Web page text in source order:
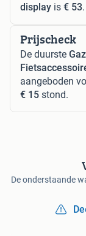
display is € 53.
Prijscheck
De duurste
aangeboden
€ 15 stond.
De onderstaande